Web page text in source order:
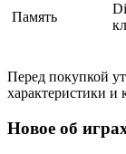
Память
Перед покупкой
характеристики и
Новое об